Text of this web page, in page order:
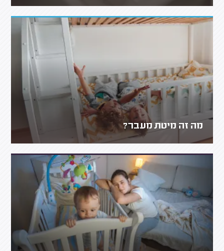
מה זה מיטת מעבר?